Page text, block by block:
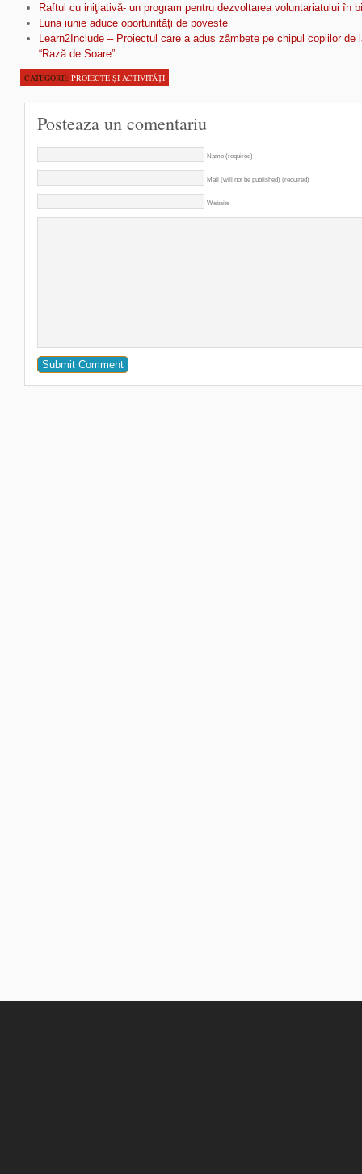
Raftul cu iniţiativă- un program pentru dezvoltarea voluntariatului în
Luna iunie aduce oportunități de poveste
Learn2Include – Proiectul care a adus zâmbete pe chipul copiilor de
“Rază de Soare”
CATEGORII: PROIECTE ŞI ACTIVITĂŢI
Posteaza un comentariu
Name (required)
Mail (will not be published) (required)
Website